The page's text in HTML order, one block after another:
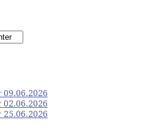
09.06.2026
02.06.2026
25.06.2026